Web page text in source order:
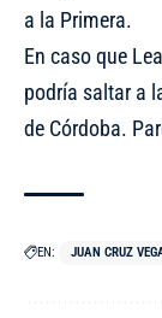
a la Primera.
En caso que
podría saltar a
de Córdoba.
EN: JUAN CRUZ